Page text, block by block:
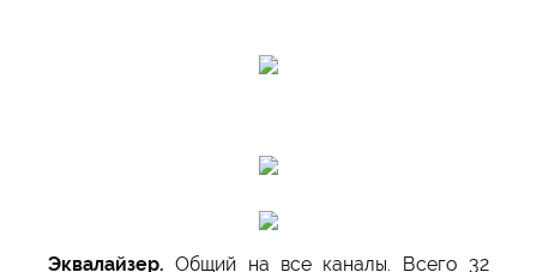
Эквалайзер. Общий на все каналы. Всего 32